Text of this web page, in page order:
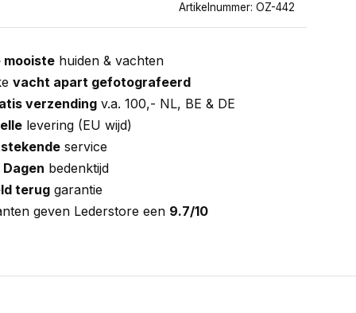
Artikelnummer: OZ-442
mooiste huiden & vachten
vacht apart gefotografeerd
verzending v.a. 100,- NL, BE & DE
levering (EU wijd)
service
bedenktijd
terug garantie
geven Lederstore een 9.7/10